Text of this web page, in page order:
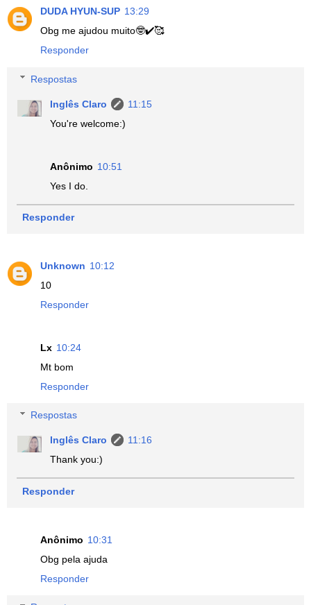
DUDA HYUN-SUP 13:29
Obg me ajudou muito🤓✔️🥰
Responder
Respostas
Inglês Claro
11:15
You're welcome:)
Anônimo 10:51
Yes I do.
Responder
Unknown 10:12
10
Responder
Lx 10:24
Mt bom
Responder
Respostas
Inglês Claro
11:16
Thank you:)
Responder
Anônimo 10:31
Obg pela ajuda
Responder